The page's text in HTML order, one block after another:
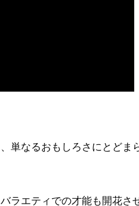
単なるおもしろさにとどま
ラエティでの才能も開花さ